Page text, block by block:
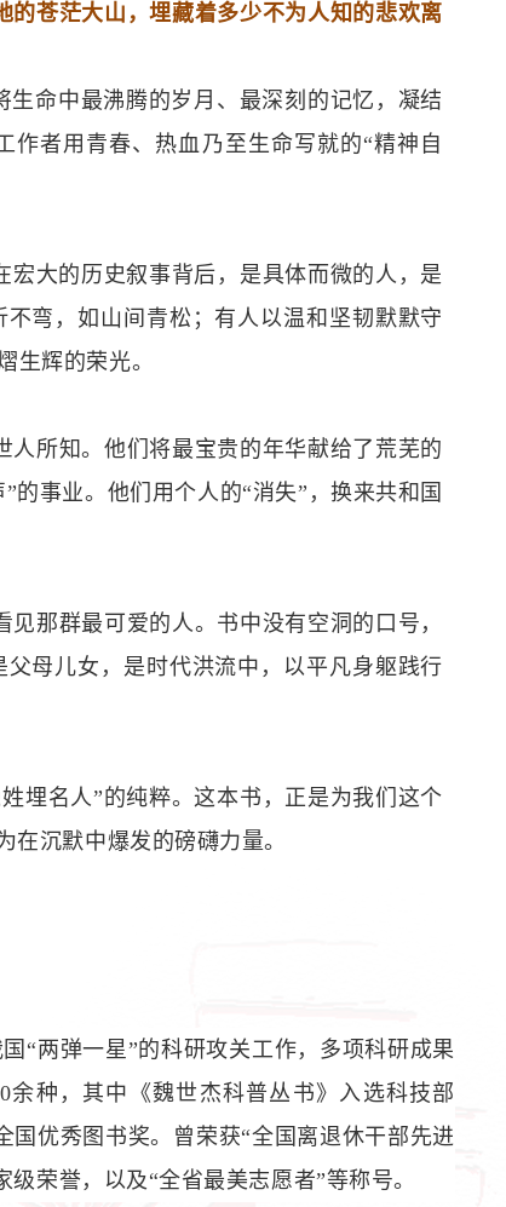
苍茫大山，埋藏着多少不为人知的悲欢离
生命中最沸腾的岁月、最深刻的记忆，凝结
者用青春、热血乃至生命写就的“精神自
大的历史叙事背后，是具体而微的人，是
弯，如山间青松；有人以温和坚韧默默守
生辉的荣光。
所知。他们将最宝贵的年华献给了荒芜的
的事业。他们用个人的“消失”，换来共和国
那群最可爱的人。书中没有空洞的口号，
母儿女，是时代洪流中，以平凡身躯践行
埋名人”的纯粹。这本书，正是为我们这个
沉默中爆发的磅礴力量。
“两弹一星”的科研攻关工作，多项科研成果
种，其中《魏世杰科普丛书》入选科技部
优秀图书奖。 曾荣获“全国离退休干部先进
荣誉，以及“全省最美志愿者”等称号。